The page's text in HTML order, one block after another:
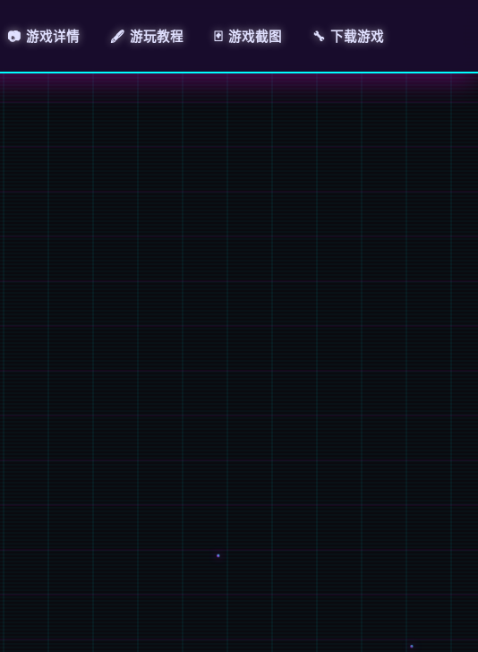
📷 游戏详情 🖋️ 游玩教程 🃏 游戏截图 🔧 下载游戏